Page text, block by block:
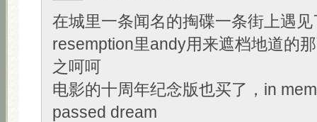
在城里一条闻名的掏碟一条街上遇见
resemption里andy用来遮档地道的
之呵呵
电影的十周年纪念版也买了，in
passed dream